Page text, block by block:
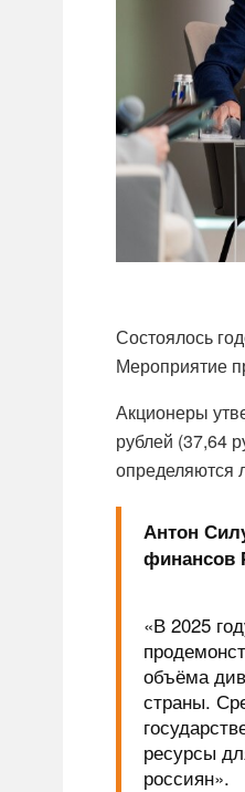
Состоялось
Мероприятие
Акционеры
рублей (37,64
определяются
Антон
финансов
«В 2025
объёма
страны.
ресурсы
россиян».